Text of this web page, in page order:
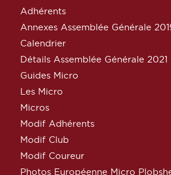
Adhérents
Annexes Assemblée Générale
Calendrier
Détails Assemblée Générale 2021
Guides Micro
Les Micro
Micros
Modif Adhérents
Modif Club
Modif Coureur
Photos Européenne Micro